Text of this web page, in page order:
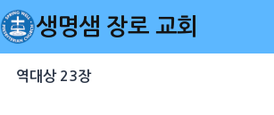
Skip
to
content
생명샘 장로 교회
역대상 23장